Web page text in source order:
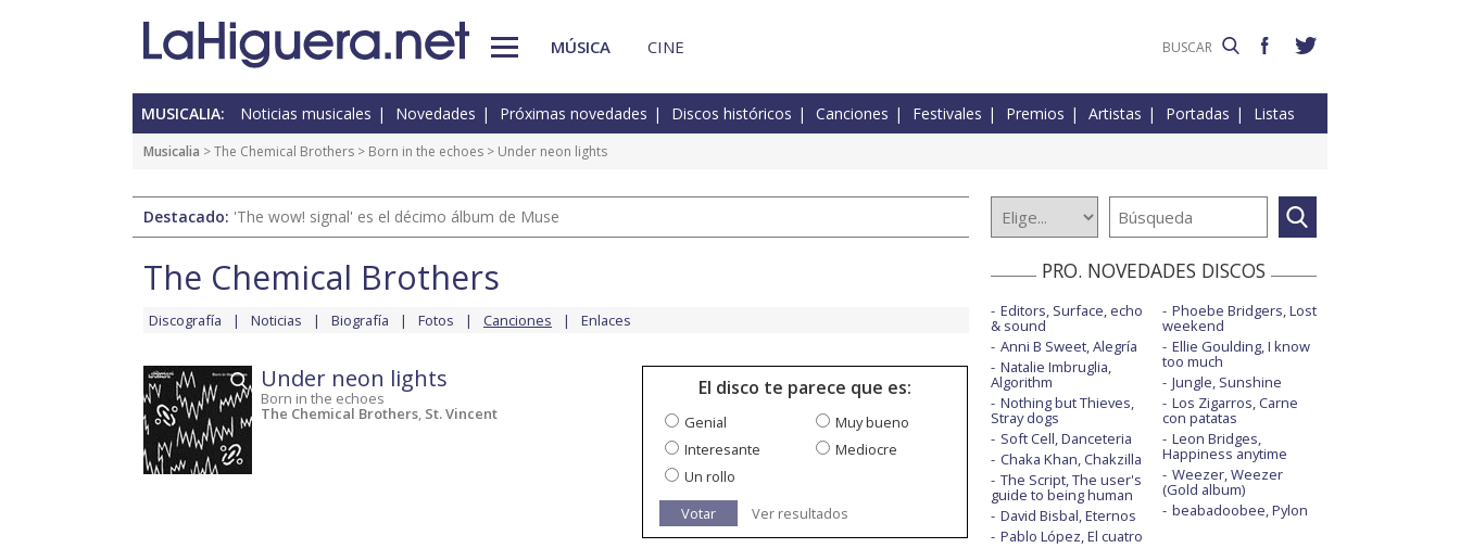
MÚSICA CINE
MUSICALIA: Noticias musicales Novedades Próximas novedades Discos históricos Canciones Festivales Premios Artistas Portadas Listas
Musicalia >The Chemical Brothers > Born in the echoes > Under neon lights
Destacado: 'The wow! signal' es el décimo álbum de Muse
The Chemical Brothers
Discografía Noticias Biografía Fotos Canciones Enlaces
Under neon lights
Born in the echoes
The Chemical Brothers, St. Vincent
El disco te parece que es:
Genial
Muy bueno
Interesante
Mediocre
Un rollo
Votar
Ver resultados
PRO. NOVEDADES DISCOS
Editors, Surface, echo
& sound
Anni B Sweet, Alegría
Natalie Imbruglia,
Algorithm
Nothing but Thieves,
Stray dogs
Soft Cell, Danceteria
Chaka Khan, Chakzilla
The Script, The user's
guide to being human
David Bisbal, Eternos
Pablo López, El cuatro
Phoebe Bridgers, Lost
weekend
Ellie Goulding, I know
too much
Jungle, Sunshine
Los Zigarros, Carne
con patatas
Leon Bridges,
Happiness anytime
Weezer, Weezer
(Gold album)
beabadoobee, Pylon